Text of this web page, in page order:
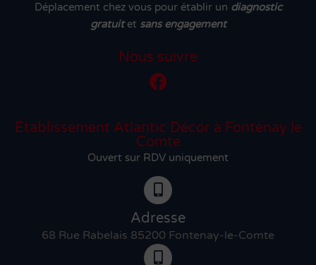
Déplacement chez vous pour établir un diagnostic
gratuitet sans engagement
Nous suivre
Établissement Atlantic Décor à Fontenay le
Comte
Ouvert sur RDV uniquement
Adresse
68 Rue Rabelais 85200 Fontenay-le-Comte